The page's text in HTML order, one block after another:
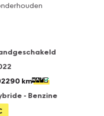
km
- Benzine